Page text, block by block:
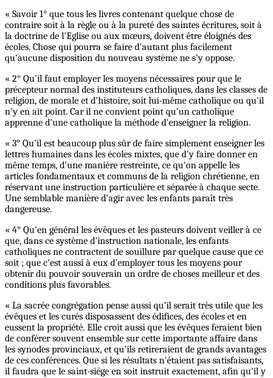
« Savoir 1° que tous les livres contenant quelque chose de
contraire soit à la règle ou à la pureté des saintes écritures, soit à
la doctrine de l'Eglise ou aux mœurs, doivent être éloignés des
écoles. Chose qui pourra se faire d'autant plus facilement
qu'aucune disposition du nouveau système ne s'y oppose.
« 2° Qu'il faut employer les moyens nécessaires pour que le
précepteur normal des instituteurs catholiques, dans les classes de
religion, de morale et d'histoire, soit lui-même catholique ou qu'il
n'y en ait point. Car il ne convient point qu'un catholique
apprenne d'une catholique la méthode d'enseigner la religion.
« 3° Qu'il est beaucoup plus sûr de faire simplement enseigner les
lettres humaines dans les écoles mixtes, que d'y faire donner en
même temps, d'une manière restreinte, ce qu'on appelle les
articles fondamentaux et communs de la religion chrétienne, en
réservant une instruction particulière et séparée à chaque secte.
Une semblable manière d'agir avec les enfants paraît très
dangereuse.
« 4° Qu'en général les évêques et les pasteurs doivent veiller à ce
que, dans ce système d'instruction nationale, les enfants
catholiques ne contractent de souillure par quelque cause que ce
soit ; que c'est aussi à eux d'employer tous les moyens pour
obtenir du pouvoir souverain un ordre de choses meilleur et des
conditions plus favorables.
« La sacrée congrégation pense aussi qu'il serait très utile que les
évêques et les curés disposassent des édifices, des écoles et en
eussent la propriété. Elle croit aussi que les évêques feraient bien
de conférer souvent ensemble sur cette importante affaire dans
les synodes provinciaux, et qu'ils retireraient de grands avantages
de ces conférences. Que si les résultats n'étaient pas satisfaisants,
il faudra que le saint-siége en soit instruit exactement, afin qu'il y